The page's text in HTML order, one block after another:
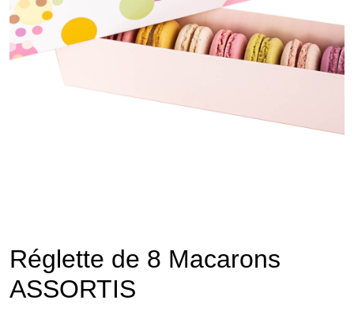
Réglette de 8 Macarons
ASSORTIS